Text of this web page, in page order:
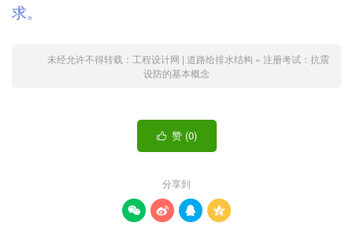
求。
未经允许不得转载： 工程设计网 | 道路给排水结构 » 注册考试：抗震
设防的基本概念
 赞 (0)
分享到
   